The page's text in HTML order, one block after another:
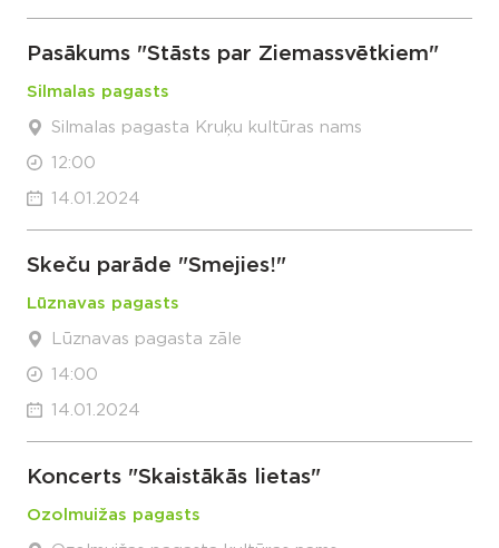
Pasākums "Stāsts par Ziemassvētkiem"
Silmalas pagasts
Silmalas pagasta Kruķu kultūras nams
12:00
14.01.2024
Skeču parāde "Smejies!"
Lūznavas pagasts
Lūznavas pagasta zāle
14:00
14.01.2024
Koncerts "Skaistākās lietas"
Ozolmuižas pagasts